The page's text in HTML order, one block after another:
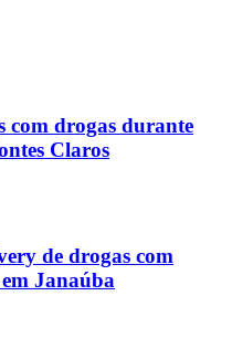
com drogas durante
Claros
de drogas com
Janaúba